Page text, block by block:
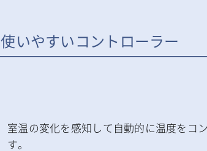
使いやすいコントローラー
室温の変化を感知して自動的に温度をコ
す。